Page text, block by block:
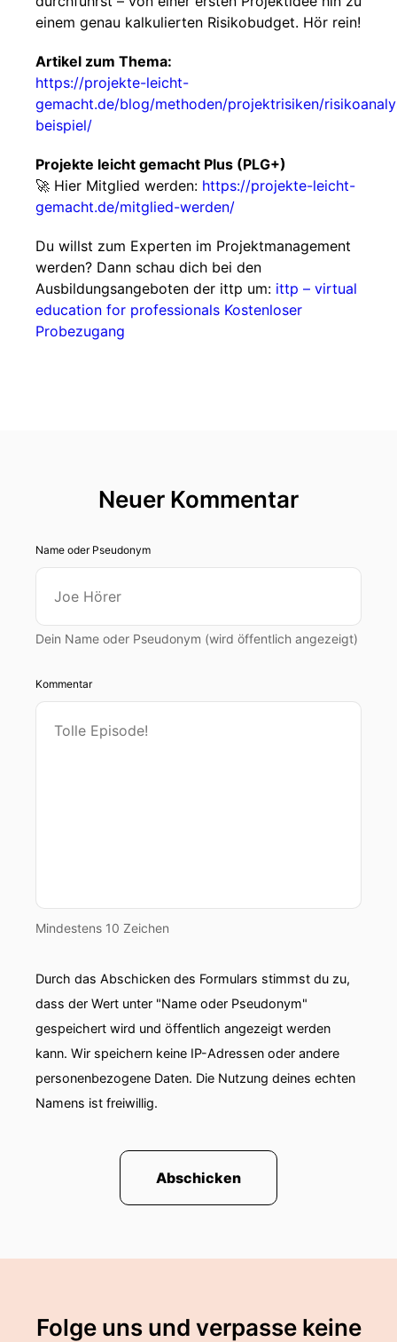
einem genau kalkulierten Risikobudget. Hör rein!
Artikel zum Thema:
https://projekte-leicht-
gemacht.de/blog/methoden/projektrisiken/
beispiel/
Projekte leicht gemacht Plus (PLG+)
🚀 Hier Mitglied werden: https://projekte-leicht-
gemacht.de/mitglied-werden/
Du willst zum Experten im Projektmanagement
werden? Dann schau dich bei den
Ausbildungsangeboten der ittp um: ittp – virtual
education for professionals Kostenloser
Probezugang
Neuer Kommentar
Name oder Pseudonym
Dein Name oder Pseudonym (wird öffentlich angezeigt)
Kommentar
Mindestens 10 Zeichen
Durch das Abschicken des Formulars stimmst du zu,
dass der Wert unter "Name oder Pseudonym"
gespeichert wird und öffentlich angezeigt werden
kann. Wir speichern keine IP-Adressen oder andere
personenbezogene Daten. Die Nutzung deines echten
Namens ist freiwillig.
Abschicken
Folge uns und verpasse keine